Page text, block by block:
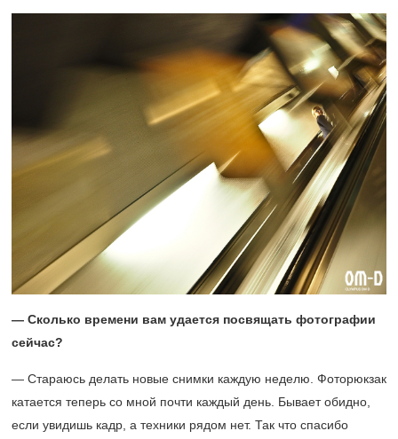
— Сколько времени вам удается посвящать фотографии
сейчас?
— Стараюсь делать новые снимки каждую неделю. Фоторюкзак
катается теперь со мной почти каждый день. Бывает обидно,
если увидишь кадр, а техники рядом нет. Так что спасибо